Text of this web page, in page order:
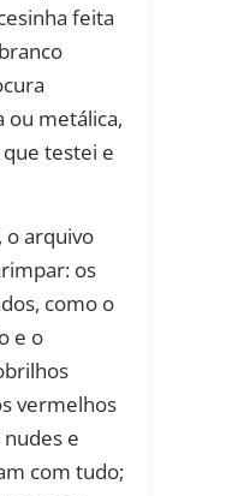
feita
ou metálica,
que testei e
o arquivo
os
como o
e o
vermelhos
nudes e
com tudo;